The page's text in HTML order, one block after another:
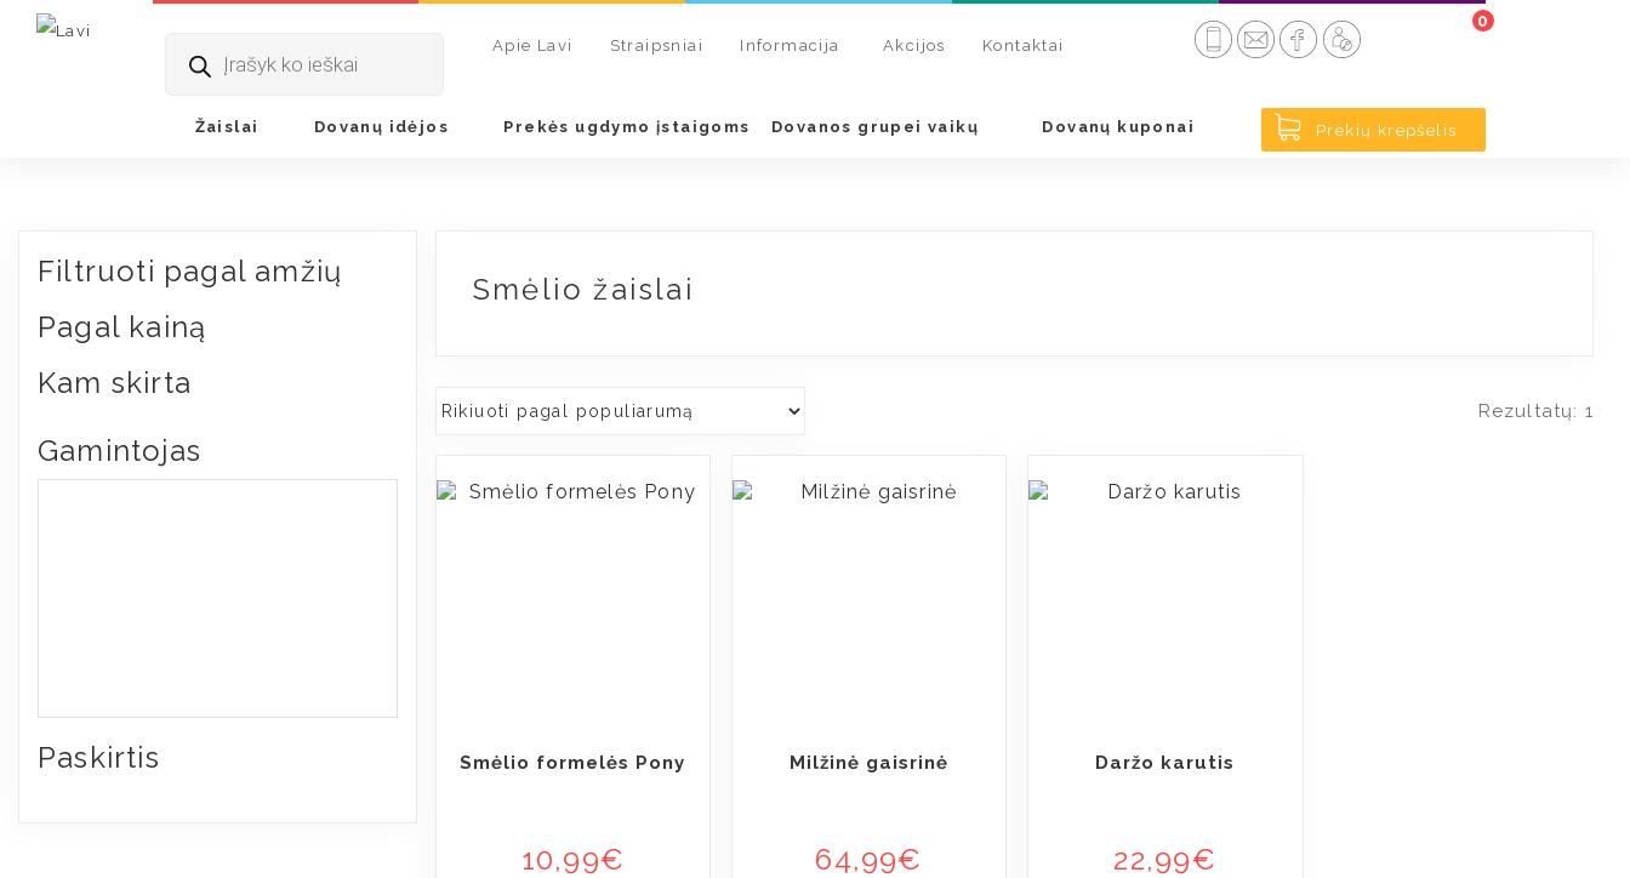
search
Apie Lavi Straipsniai Informacija Akcijos Kontaktai
Prekių krepšelis
0
Žaislai Dovanų idėjos Prekės ugdymo įstaigoms Dovanos grupei vaikų Dovanų kuponai
Pradžia Dovanų idėjos/Žaidimai lauke ir vandenyje/ Smėlio žaislai
Filtruoti pagal amžių
Pagal kainą
Kam skirta
Gamintojas
Paskirtis
Smėlio žaislai
Rezultatų: 1
Smėlio formelės Pony
10,99€
Milžinė gaisrinė
64,99€
Daržo karutis
22,99€